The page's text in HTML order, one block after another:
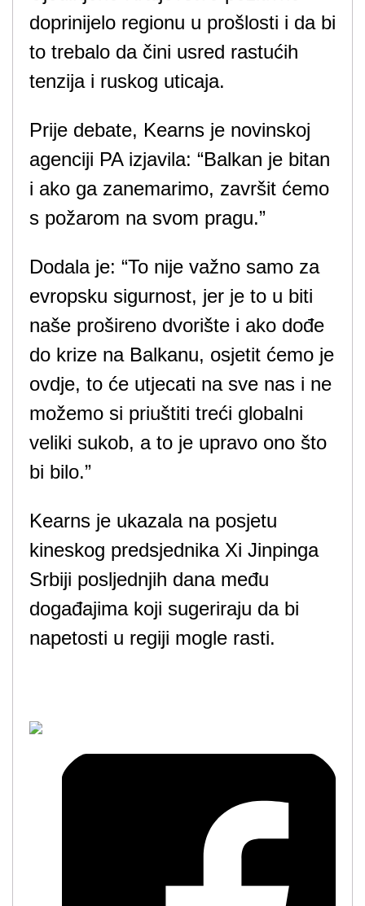
doprinijelo regionu u prošlosti i da bi
to trebalo da čini usred rastućih
tenzija i ruskog uticaja.
Prije debate, Kearns je novinskoj
agenciji PA izjavila: “Balkan je bitan
i ako ga zanemarimo, završit ćemo
s požarom na svom pragu.”
Dodala je: “To nije važno samo za
evropsku sigurnost, jer je to u biti
naše prošireno dvorište i ako dođe
do krize na Balkanu, osjetit ćemo je
ovdje, to će utjecati na sve nas i ne
možemo si priuštiti treći globalni
veliki sukob, a to je upravo ono što
bi bilo.”
Kearns je ukazala na posjetu
kineskog predsjednika Xi Jinpinga
Srbiji posljednjih dana među
događajima koji sugeriraju da bi
napetosti u regiji mogle rasti.